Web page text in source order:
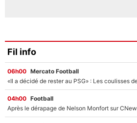
Fil info
06h00 Mercato Football
04h00 Football